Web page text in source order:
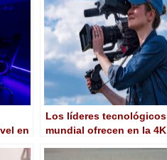
en
Los líderes
mundial ofrecen en la 4K